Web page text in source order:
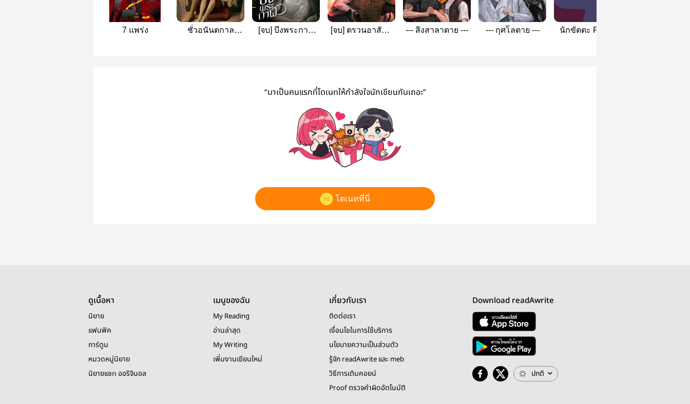
7 แพร่ง
ชั่วอนันตกาล
[จบ] บึงพระกาฬ
[จบ] ตรวนอาสัญ |
--- สิงสาลาตาย --- --- กุศโลตาย ---
นักขัตตะ Profile
“มาเป็นคนแรกที่โดเนทให้กำลังใจนักเขียนกันเถอะ”
โดเนทที่นี่
ดูเนื้อหา
นิยาย
แฟนฟิค
การ์ตูน
หมวดหมู่นิยาย
นิยายแชท ออริจินอล
เมนูของฉัน
My Reading
อ่านล่าสุด
My Writing
เพิ่มงานเขียนใหม่
เกี่ยวกับเรา
ติดต่อเรา
เงื่อนไขในการใช้บริการ
นโยบายความเป็นส่วนตัว
รู้จัก readAwrite และ meb
วิธีการเติมคอยน์
Proof ตรวจคำผิดอัตโนมัติ
Download readAwrite
ปกติ